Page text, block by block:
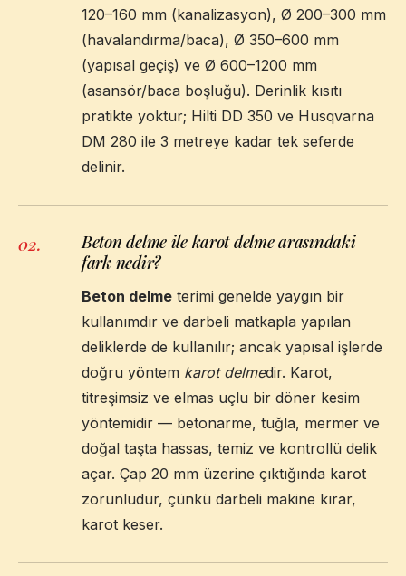
120–160 mm (kanalizasyon), Ø 200–300 mm
(havalandırma/baca), Ø 350–600 mm
(yapısal geçiş) ve Ø 600–1200 mm
(asansör/baca boşluğu). Derinlik kısıtı
pratikte yoktur; Hilti DD 350 ve Husqvarna
DM 280 ile 3 metreye kadar tek seferde
delinir.
02.
Beton delme ile karot delme arasındaki
fark nedir?
Beton delme terimi genelde yaygın bir
kullanımdır ve darbeli matkapla yapılan
deliklerde de kullanılır; ancak yapısal işlerde
doğru yöntem karot delmedir. Karot,
titreşimsiz ve elmas uçlu bir döner kesim
yöntemidir — betonarme, tuğla, mermer ve
doğal taşta hassas, temiz ve kontrollü delik
açar. Çap 20 mm üzerine çıktığında karot
zorunludur, çünkü darbeli makine kırar,
karot keser.